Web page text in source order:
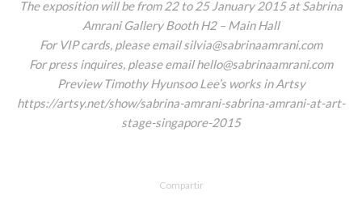
The exposition will be from 22 to 25 January 2015 at Sabrina
Amrani Gallery Booth H2 – Main Hall
For VIP cards, please email silvia@sabrinaamrani.com
For press inquires, please email hello@sabrinaamrani.com
Preview Timothy Hyunsoo Lee’s works in Artsy
https://artsy.net/show/sabrina-amrani-sabrina-amrani-at-art-
stage-singapore-2015
Compartir